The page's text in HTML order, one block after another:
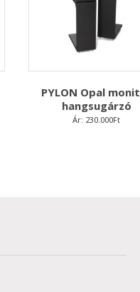
PYLON Opal
hangsugárzó
Ár: 230.000Ft